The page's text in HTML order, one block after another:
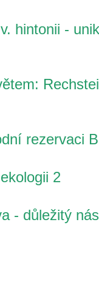
hintonii -
rezervaci
2
- důležitý